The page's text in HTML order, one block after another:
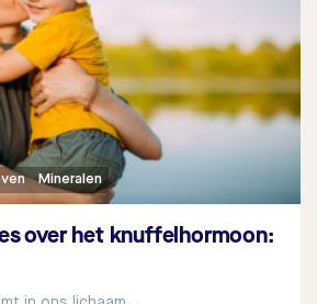
Mineralen
over het knuffelhormoon: